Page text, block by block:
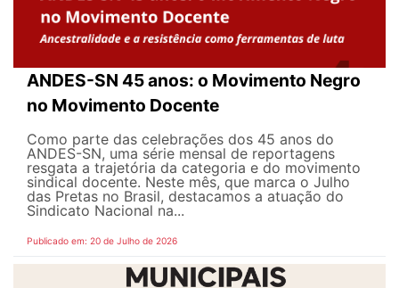
ANDES-SN 45 anos: o Movimento Negro
no Movimento Docente
Como parte das celebrações dos 45 anos do
ANDES-SN, uma série mensal de reportagens
resgata a trajetória da categoria e do movimento
sindical docente. Neste mês, que marca o Julho
das Pretas no Brasil, destacamos a atuação do
Sindicato Nacional na...
Publicado em: 20 de Julho de 2026